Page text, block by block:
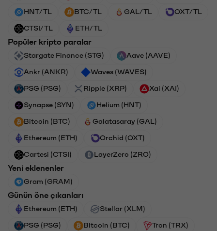
HNT/TL BTC/TL GAL/TL OXT/TL
CTSI/TL ETH/TL
Popüler kripto paralar
Stargate Finance (STG) Aave (AAVE)
Ankr (ANKR) Waves (WAVES)
PSG (PSG) Ripple (XRP) Xai (XAI)
Synapse (SYN) Helium (HNT)
Bitcoin (BTC) Galatasaray (GAL)
Ethereum (ETH) Orchid (OXT)
Cartesi (CTSI) LayerZero (ZRO)
Yeni eklenenler
Gram (GRAM)
Günün öne çıkanları
Ethereum (ETH) Stellar (XLM)
PSG (PSG) Bitcoin (BTC) Tron (TRX)